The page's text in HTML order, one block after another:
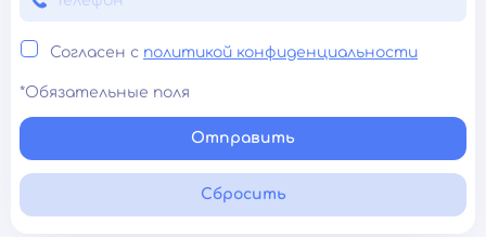
Согласен с политикой конфиденциальности
*Обязательные поля
Отправить
Сбросить